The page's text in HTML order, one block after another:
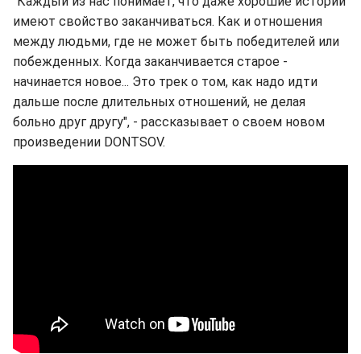
имеют свойство заканчиваться. Как и отношения
между людьми, где не может быть победителей или
побежденных. Когда заканчивается старое -
начинается новое... Это трек о том, как надо идти
дальше после длительных отношений, не делая
больно друг другу", - рассказывает о своем новом
произведении DONTSOV.